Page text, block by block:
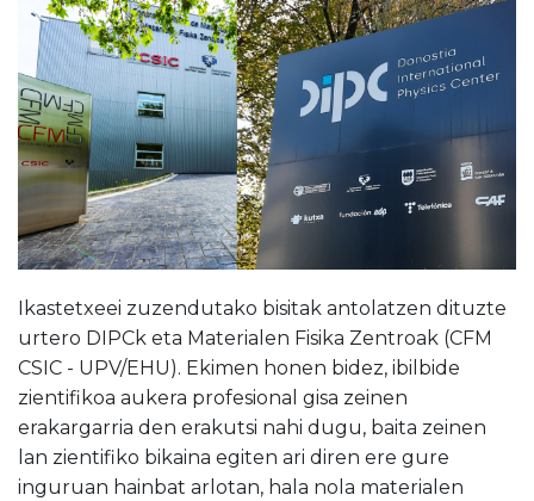
Ikastetxeei zuzendutako bisitak antolatzen dituzte
urtero DIPCk eta Materialen Fisika Zentroak (CFM
CSIC - UPV/EHU). Ekimen honen bidez, ibilbide
zientifikoa aukera profesional gisa zeinen
erakargarria den erakutsi nahi dugu, baita zeinen
lan zientifiko bikaina egiten ari diren ere gure
inguruan hainbat arlotan, hala nola materialen